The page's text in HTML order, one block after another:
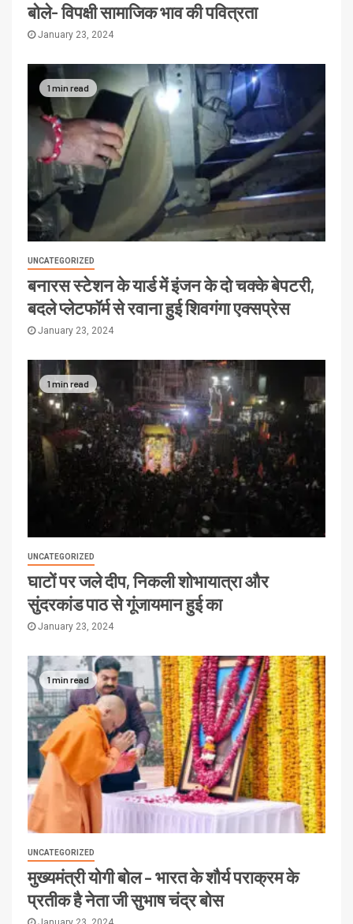
बोले- विपक्षी सामाजिक भाव की पवित्रता
January 23, 2024
1 min read
UNCATEGORIZED
बनारस स्टेशन के यार्ड में इंजन के दो चक्के बेपटरी,
बदले प्लेटफॉर्म से रवाना हुई शिवगंगा एक्सप्रेस
January 23, 2024
1 min read
UNCATEGORIZED
घाटों पर जले दीप, निकली शोभायात्रा और
सुंदरकांड पाठ से गूंजायमान हुई का
January 23, 2024
1 min read
UNCATEGORIZED
मुख्यमंत्री योगी बोल – भारत के शौर्य पराक्रम के
प्रतीक है नेता जी सुभाष चंद्र बोस